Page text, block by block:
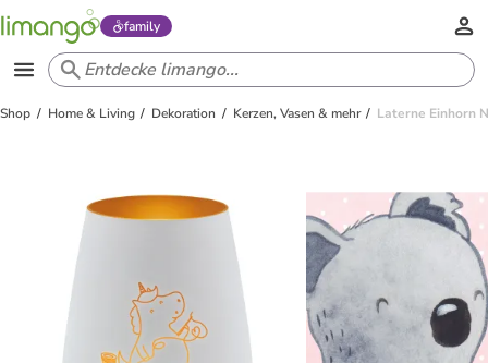
family
Shop Home & Living Dekoration Kerzen, Vasen & mehr Laterne Einhorn